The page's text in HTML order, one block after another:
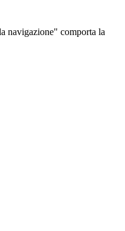
navigazione" comporta la